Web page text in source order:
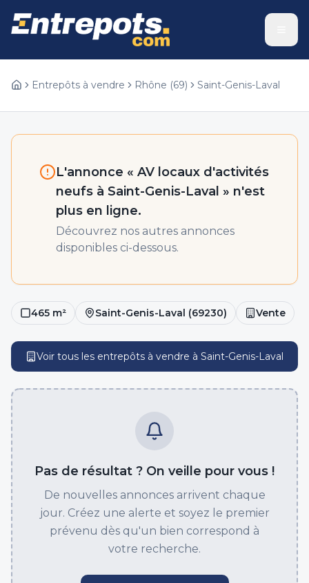
Entrepôts à vendre Rhône (69) Saint-Genis-Laval
L'annonce « AV locaux d'activités
neufs à Saint-Genis-Laval » n'est
plus en ligne.
Découvrez nos autres annonces
disponibles ci-dessous.
465 m² Saint-Genis-Laval (69230) Vente
Voir tous les entrepôts à vendre à Saint-Genis-Laval
Pas de résultat ? On veille pour vous !
De nouvelles annonces arrivent chaque
jour. Créez une alerte et soyez le premier
prévenu dès qu'un bien correspond à
votre recherche.